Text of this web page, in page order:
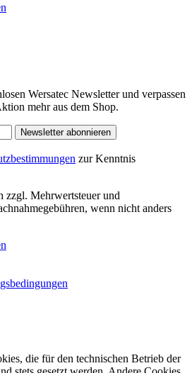
Wersatec Newsletter und verpassen
mehr aus dem Shop.
Newsletter abonnieren
zur Kenntnis
zzgl. Mehrwertsteuer und
wenn nicht anders
die für den technischen Betrieb der